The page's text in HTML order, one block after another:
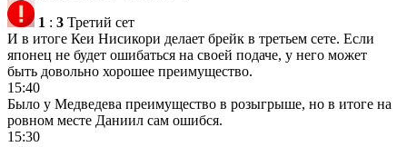
1 : 3 Третий сет
И в итоге Кеи Нисикори делает брейк в третьем сете. Если
японец не будет ошибаться на своей подаче, у него может
быть довольно хорошее преимущество.
15:40
Было у Медведева преимущество в розыгрыше, но в итоге на
ровном месте Даниил сам ошибся.
15:30